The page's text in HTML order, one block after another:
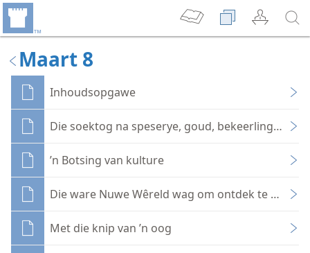
Maart 8
Inhoudsopgawe
Die soektog na speserye, goud, bekeerlinge en
’n Botsing van kulture
Die ware Nuwe Wêreld wag om ontdek te word
Met die knip van ’n oog